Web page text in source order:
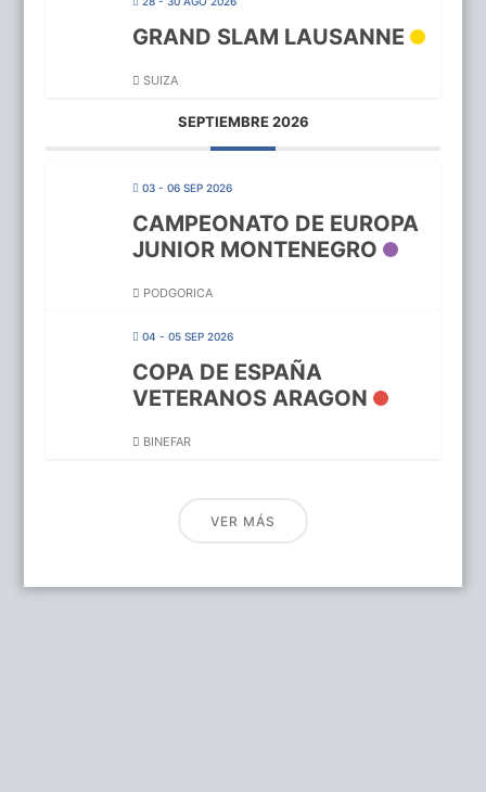
GRAND SLAM LAUSANNE
SUIZA
SEPTIEMBRE 2026
03 - 06 SEP 2026
CAMPEONATO DE EUROPA
JUNIOR MONTENEGRO
PODGORICA
04 - 05 SEP 2026
COPA DE ESPAÑA
VETERANOS ARAGON
BINEFAR
VER MÁS